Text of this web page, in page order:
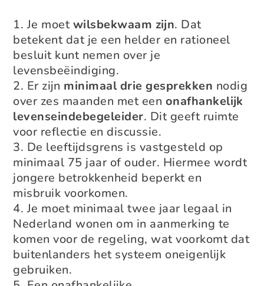
Je moetwilsbekwaam zijn. Dat
betekent dat je een helder en rationeel
besluit kunt nemen over je
levensbeëindiging.
Er zijn minimaal drie gesprekken nodig
over zes maanden met een onafhankelijk
levenseindebegeleider. Dit geeft ruimte
voor reflectie en discussie.
De leeftijdsgrens is vastgesteld op
minimaal 75 jaar of ouder. Hiermee wordt
jongere betrokkenheid beperkt en
misbruik voorkomen.
Je moet minimaal twee jaar legaal in
Nederland wonen om in aanmerking te
komen voor de regeling, wat voorkomt dat
buitenlanders het systeem oneigenlijk
gebruiken.